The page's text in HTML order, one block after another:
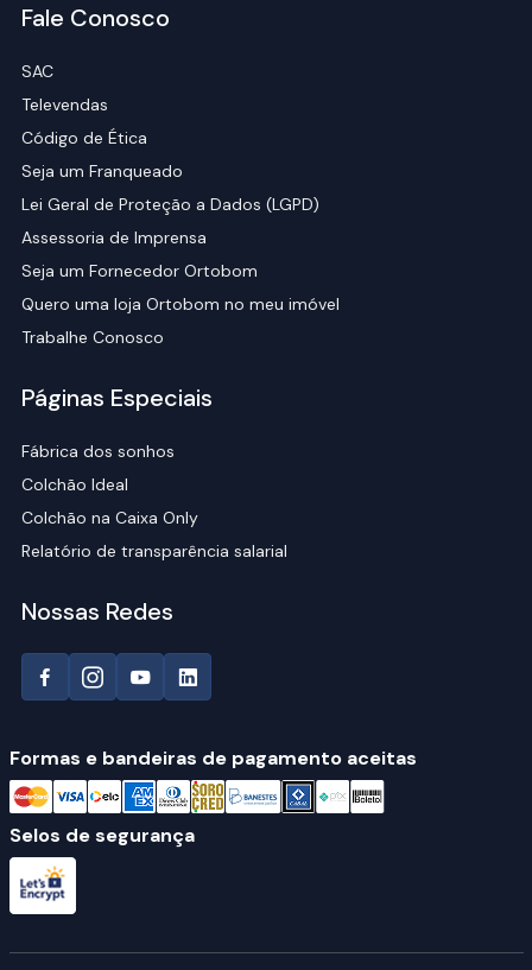
Fale Conosco
SAC
Televendas
Código de Ética
Seja um Franqueado
Lei Geral de Proteção a Dados (LGPD)
Assessoria de Imprensa
Seja um Fornecedor Ortobom
Quero uma loja Ortobom no meu imóvel
Trabalhe Conosco
Páginas Especiais
Fábrica dos sonhos
Colchão Ideal
Colchão na Caixa Only
Relatório de transparência salarial
Nossas Redes
Formas e bandeiras de pagamento aceitas
Selos de segurança